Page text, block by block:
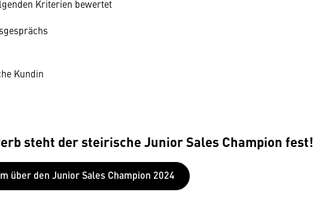
Kriterien bewertet
Kundin
steht der steirische Junior Sales Champion fest!
über den Junior Sales Champion 2024